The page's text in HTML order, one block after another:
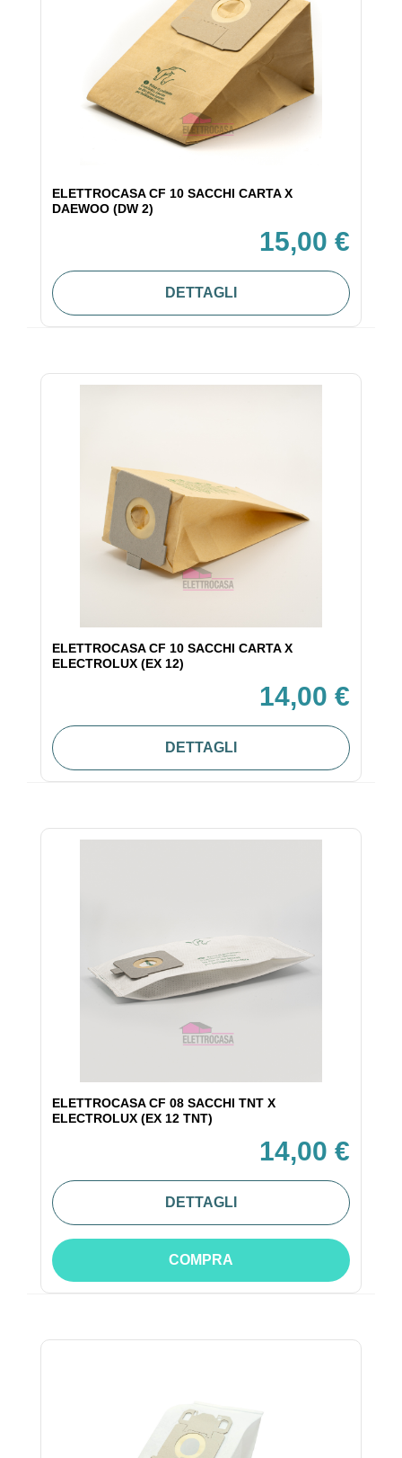
ELETTROCASA CF 10 SACCHI CARTA X
DAEWOO (DW 2)
15,00 €
DETTAGLI
ELETTROCASA CF 10 SACCHI CARTA X
ELECTROLUX (EX 12)
14,00 €
DETTAGLI
ELETTROCASA CF 08 SACCHI TNT X
ELECTROLUX (EX 12 TNT)
14,00 €
DETTAGLI
COMPRA